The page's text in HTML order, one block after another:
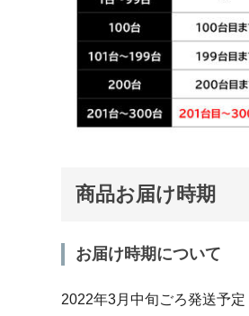
商品お届け時期
お届け時期について
2022年3月中旬ごろ発送予定